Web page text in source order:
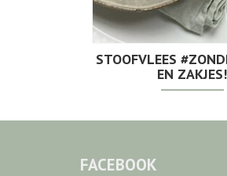
STOOFVLEES
EN ZAKJES!
FACEBOOK